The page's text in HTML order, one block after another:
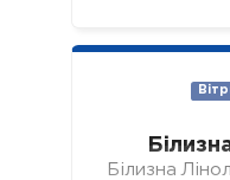
Білизна